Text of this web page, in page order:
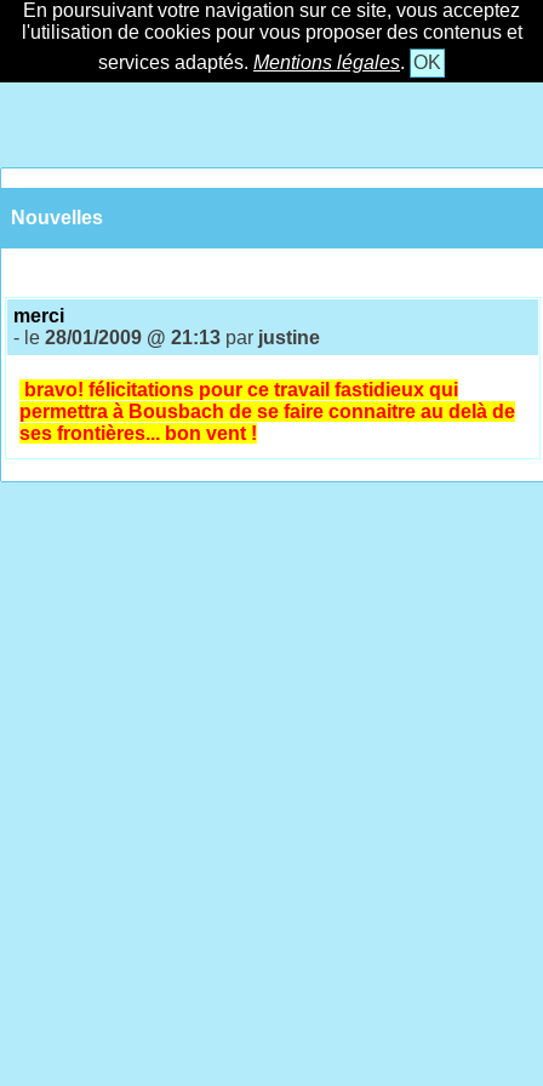
En poursuivant votre navigation sur ce site, vous acceptez
l'utilisation de cookies pour vous proposer des contenus et
services adaptés. Mentions légales. OK
Nouvelles
merci
- le28/01/2009 @ 21:13 par justine
bravo! félicitations pour ce travail fastidieux qui
permettra à Bousbach de se faire connaitre au delà de
ses frontières... bon vent !